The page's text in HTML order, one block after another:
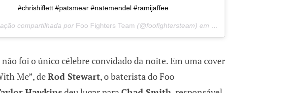
#chrishiflett #patsmear #natemendel #ramijaffee
compartilhada por Foo Fighters Team (@foofightersteam) em 14 de Jul, 2018 às 7:04 PDT
foi o único célebre convidado da noite. Em uma cover
Me”, deRod Stewart, o baterista do Foo